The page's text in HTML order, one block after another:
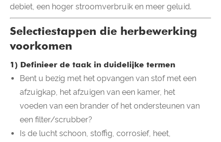
debiet, een hoger stroomverbruik en meer geluid.
Selectiestappen die herbewerking
voorkomen
1) Definieer de taak in duidelijke termen
Bent u bezig met het opvangen van stof met een
afzuigkap, het afzuigen van een kamer, het
voeden van een brander of het ondersteunen van
een filter/scrubber?
Is de lucht schoon, stoffig, corrosief, heet,